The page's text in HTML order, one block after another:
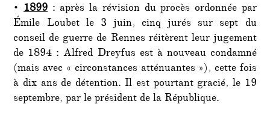
•1899 : après la révision du procès ordonnée par
Émile Loubet le 3 juin, cinq jurés sur sept du
conseil de guerre de Rennes réitèrent leur jugement
de 1894 : Alfred Dreyfus est à nouveau condamné
(mais avec « circonstances atténuantes »), cette fois
à dix ans de détention. Il est pourtant gracié, le 19
septembre, par le président de la République.